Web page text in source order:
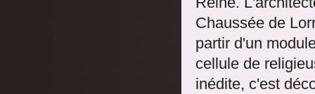
Chaussée de
partir d'un
cellule de
inédite, c'est